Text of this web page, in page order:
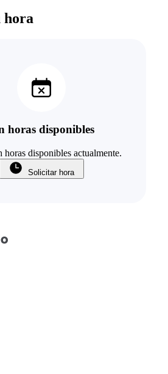
hora
horas disponibles
horas disponibles actualmente.
Solicitar hora